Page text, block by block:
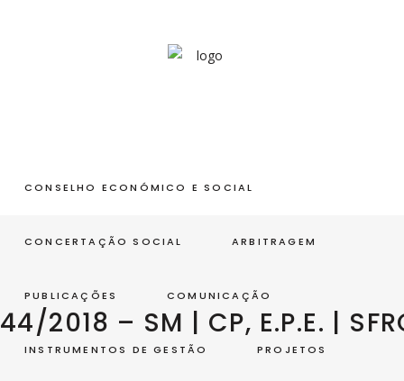
CONSELHO ECONÓMICO E SOCIAL
CONCERTAÇÃO SOCIAL ARBITRAGEM
PUBLICAÇÕES COMUNICAÇÃO
INSTRUMENTOS DE GESTÃO PROJETOS
44/2018 – SM | CP, E.P.E. |